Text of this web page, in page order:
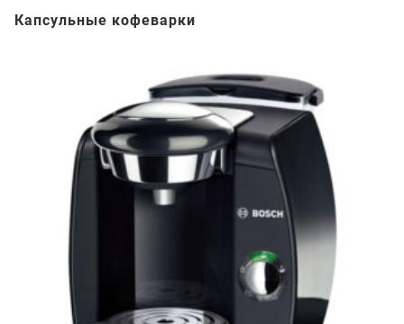
Капсульные кофеварки